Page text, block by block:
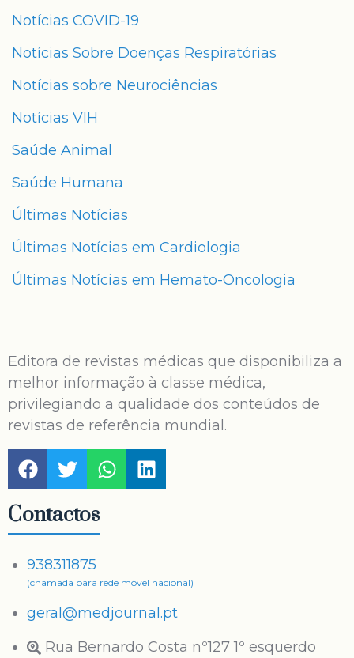
Notícias COVID-19
Notícias Sobre Doenças Respiratórias
Notícias sobre Neurociências
Notícias VIH
Saúde Animal
Saúde Humana
Últimas Notícias
Últimas Notícias em Cardiologia
Últimas Notícias em Hemato-Oncologia
Editora de revistas médicas que disponibiliza a
melhor informação à classe médica,
privilegiando a qualidade dos conteúdos de
revistas de referência mundial.
Contactos
938311875
(chamada para rede móvel nacional)
geral@medjournal.pt
Rua Bernardo Costa nº127 1º esquerdo